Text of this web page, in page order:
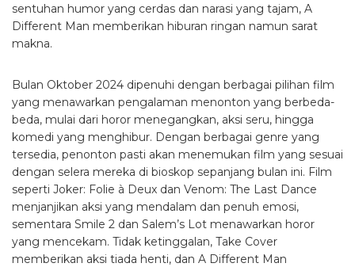
sentuhan humor yang cerdas dan narasi yang tajam, A
Different Man memberikan hiburan ringan namun sarat
makna.
Bulan Oktober 2024 dipenuhi dengan berbagai pilihan film
yang menawarkan pengalaman menonton yang berbeda-
beda, mulai dari horor menegangkan, aksi seru, hingga
komedi yang menghibur. Dengan berbagai genre yang
tersedia, penonton pasti akan menemukan film yang sesuai
dengan selera mereka di bioskop sepanjang bulan ini. Film
seperti Joker: Folie à Deux dan Venom: The Last Dance
menjanjikan aksi yang mendalam dan penuh emosi,
sementara Smile 2 dan Salem’s Lot menawarkan horor
yang mencekam. Tidak ketinggalan, Take Cover
memberikan aksi tiada henti, dan A Different Man